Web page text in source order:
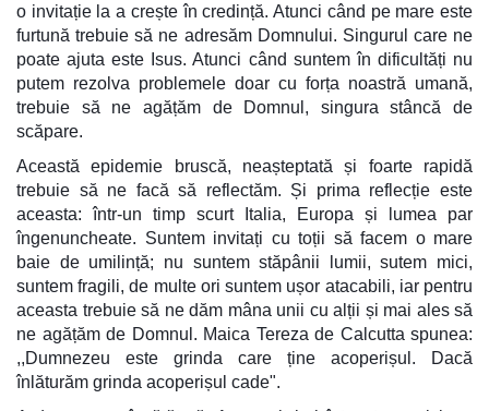
o invitație la a crește în credință. Atunci când pe mare este
furtună trebuie să ne adresăm Domnului. Singurul care ne
poate ajuta este Isus. Atunci când suntem în dificultăți nu
putem rezolva problemele doar cu forța noastră umană,
trebuie să ne agățăm de Domnul, singura stâncă de
scăpare.
Această epidemie bruscă, neașteptată și foarte rapidă
trebuie să ne facă să reflectăm. Și prima reflecție este
aceasta: într-un timp scurt Italia, Europa și lumea par
îngenuncheate. Suntem invitați cu toții să facem o mare
baie de umilință; nu suntem stăpânii lumii, sutem mici,
suntem fragili, de multe ori suntem ușor atacabili, iar pentru
aceasta trebuie să ne dăm mâna unii cu alții și mai ales să
ne agățăm de Domnul. Maica Tereza de Calcutta spunea:
,,Dumnezeu este grinda care ține acoperișul. Dacă
înlăturăm grinda acoperișul cade".